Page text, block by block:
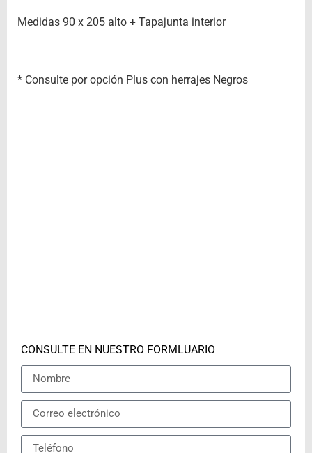
Medidas 90 x 205 alto + Tapajunta interior
* Consulte por opción Plus con herrajes Negros
CONSULTE EN NUESTRO FORMLUARIO